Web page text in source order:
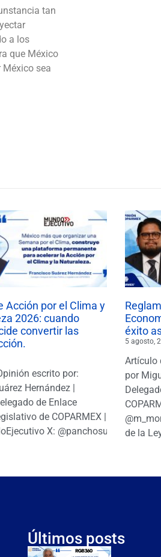
tan
a los
que México
sea
Acción por el Clima y
2026: cuando
convertir las
escrito por:
Hernández |
de Enlace
de COPARMEX |
X: @panchosuarezh
éxito
5 agosto,
Artículo
por
de la
Últimos posts